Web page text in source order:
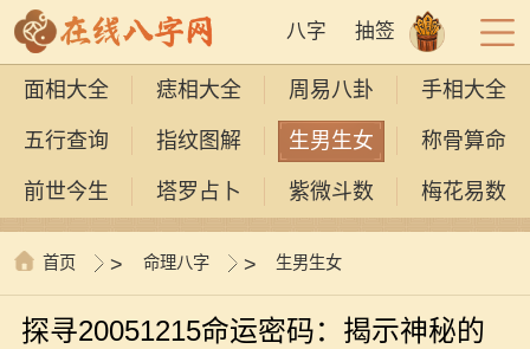
八字 抽签
面相大全 痣相大全 周易八卦 手相大全
五行查询 指纹图解 生男生女 称骨算命
前世今生 塔罗占卜 紫微斗数 梅花易数
首页 > 命理八字 > 生男生女
探寻20051215命运密码：揭示神秘的